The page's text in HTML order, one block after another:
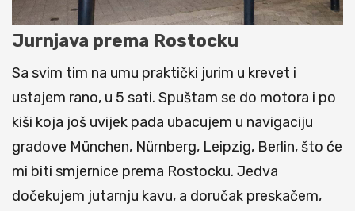
Jurnjava prema Rostocku
Sa svim tim na umu praktički jurim u krevet i
ustajem rano, u 5 sati. Spuštam se do motora i po
kiši koja još uvijek pada ubacujem u navigaciju
gradove München, Nürnberg, Leipzig, Berlin, što će
mi biti smjernice prema Rostocku. Jedva
dočekujem jutarnju kavu, a doručak preskačem,